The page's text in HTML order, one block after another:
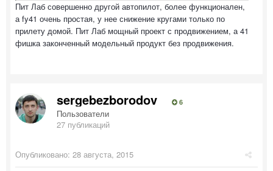
Пит Лаб совершенно другой автопилот, более функционален,
а fy41 очень простая, у нее снижение кругами только по
прилету домой. Пит Лаб мощный проект с продвижением, а 41
фишка законченный модельный продукт без продвижения.
sergebezborodov 6
Пользователи
27 публикаций
Опубликовано: 28 августа, 2015